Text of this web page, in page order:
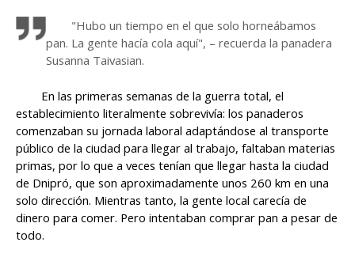
"Hubo un tiempo en el que solo horneábamos
pan. La gente hacía cola aquí", – recuerda la panadera
Susanna Taivasian.
En las primeras semanas de la guerra total, el
establecimiento literalmente sobrevivía: los panaderos
comenzaban su jornada laboral adaptándose al transporte
público de la ciudad para llegar al trabajo, faltaban materias
primas, por lo que a veces tenían que llegar hasta la ciudad
de Dnipró, que son aproximadamente unos 260 km en una
solo dirección. Mientras tanto, la gente local carecía de
dinero para comer. Pero intentaban comprar pan a pesar de
todo.